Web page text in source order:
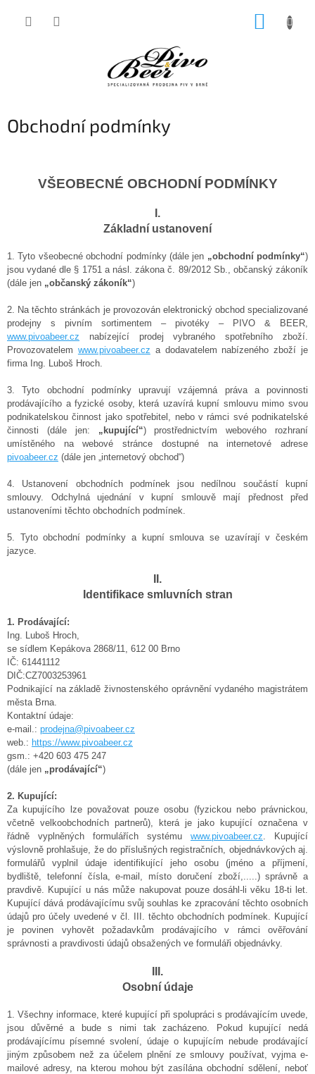
Obchodní podmínky
VŠEOBECNÉ OBCHODNÍ PODMÍNKY
I.
Základní ustanovení
1. Tyto všeobecné obchodní podmínky (dále jen „obchodní podmínky“)
jsou vydané dle § 1751 a násl. zákona č. 89/2012 Sb., občanský zákoník
(dále jen „občanský zákoník“)
2. Na těchto stránkách je provozován elektronický obchod specializované
prodejny s pivním sortimentem – pivotéky – PIVO & BEER,
www.pivoabeer.cz
nabízející prodej vybraného spotřebního zboží.
Provozovatelem www.pivoabeer.cz a dodavatelem nabízeného zboží je
firma Ing. Luboš Hroch.
3.Tyto obchodní podmínky upravují vzájemná práva a povinnosti
prodávajícího a fyzické osoby, která uzavírá kupní smlouvu mimo svou
podnikatelskou činnost jako spotřebitel, nebo v rámci své podnikatelské
činnosti (dále jen: „kupující“) prostřednictvím webového rozhraní
umístěného na webové stránce dostupné na internetové adrese
pivoabeer.cz (dále jen „internetový obchod“)
4. Ustanovení obchodních podmínek jsou nedílnou součástí kupní
smlouvy. Odchylná ujednání v kupní smlouvě mají přednost před
ustanoveními těchto obchodních podmínek.
5. Tyto obchodní podmínky a kupní smlouva se uzavírají v českém
jazyce.
II.
Identifikace smluvních stran
1. Prodávající:
Ing. Luboš Hroch,
se sídlem Kepákova 2868/11, 612 00 Brno
IČ: 61441112
DIČ:CZ7003253961
Podnikající na základě živnostenského oprávnění vydaného magistrátem
města Brna.
Kontaktní údaje:
e-mail.: prodejna@pivoabeer.cz
web.: https://www.pivoabeer.cz
gsm.: +420 603 475 247
(dále jen „prodávající“)
2. Kupující:
Za kupujícího lze považovat pouze osobu (fyzickou nebo právnickou,
včetně velkoobchodních partnerů), která je jako kupující označena v
řádně vyplněných formulářích systému www.pivoabeer.cz . Kupující
výslovně prohlašuje, že do příslušných registračních, objednávkových aj.
formulářů vyplnil údaje identifikující jeho osobu (jméno a příjmení,
bydliště, telefonní čísla, e-mail, místo doručení zboží,.....) správně a
pravdivě. Kupující u nás může nakupovat pouze dosáhl-li věku 18-ti let.
Kupující dává prodávajícímu svůj souhlas ke zpracování těchto osobních
údajů pro účely uvedené v čl. III. těchto obchodních podmínek. Kupující
je povinen vyhovět požadavkům prodávajícího v rámci ověřování
správnosti a pravdivosti údajů obsažených ve formuláři objednávky.
III.
Osobní údaje
1. Všechny informace, které kupující při spolupráci s prodávajícím uvede,
jsou důvěrné a bude s nimi tak zacházeno. Pokud kupující nedá
prodávajícímu písemné svolení, údaje o kupujícím nebude prodávající
jiným způsobem než za účelem plnění ze smlouvy používat, vyjma e-
mailové adresy, na kterou mohou být zasílána obchodní sdělení, neboť